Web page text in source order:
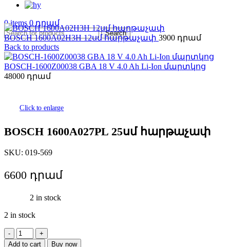
0items 0
Search
BOSCH 1600A02H3H 12սմ հարթաչափ 3900
Back to products
BOSCH-1600Z00038 GBA 18 V 4.0 Ah Li-Ion մարտկոց
48000
Click to enlarge
BOSCH 1600A027PL 25սմ հարթաչափ
SKU: 019-569
6600
2 in stock
2 in stock
BOSCH
1600A027PL
Add to cart Buy now